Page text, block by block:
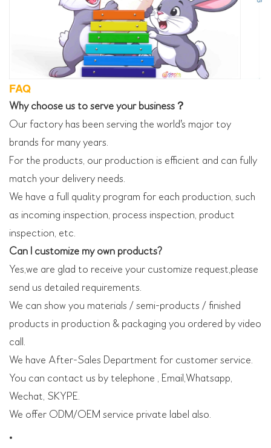
FAQ
Why choose us to serve your business？
Our factory has been serving the world's major toy
brands for many years.
For the products, our production is efficient and can fully
match your delivery needs.
We have a full quality program for each production, such
as incoming inspection, process inspection, product
inspection, etc.
Can I customize my own products?
Yes,we are glad to receive your customize request,please
send us detailed requirements.
We can show you materials / semi-products / finished
products in production & packaging you ordered by video
call.
We have After-Sales Department for customer service.
You can contact us by telephone , Email,Whatsapp,
Wechat, SKYPE.
We offer ODM/OEM service private label also.